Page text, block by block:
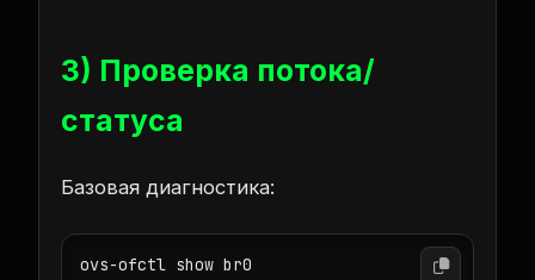
3) Проверка потока/
статуса
Базовая диагностика:
ovs-ofctl show br0